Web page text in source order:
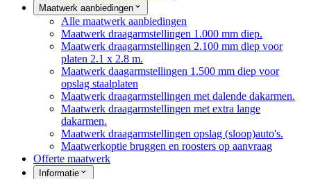
Maatwerk aanbiedingen
Alle maatwerk aanbiedingen
Maatwerk draagarmstellingen 1.000 mm diep.
Maatwerk draagarmstellingen 2.100 mm diep voor
platen 2.1 x 2.8 m.
Maatwerk daagarmstellingen 1.500 mm diep voor
opslag staalplaten
Maatwerk draagarmstellingen met dalende dakarmen.
Maatwerk draagarmstellingen met extra lange
dakarmen.
Maatwerk draagarmstellingen opslag (sloop)auto's.
Maatwerkoptie bruggen en roosters op aanvraag
Offerte maatwerk
Informatie